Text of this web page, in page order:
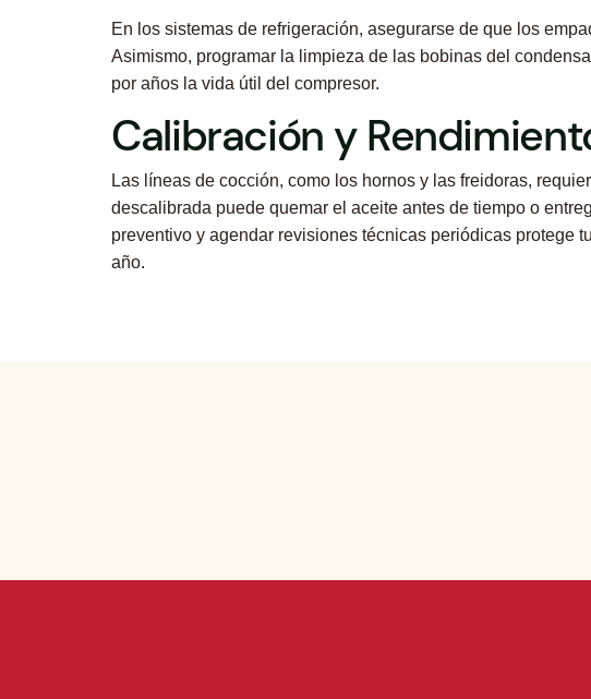
En los sistemas de refrigeración, asegurarse de que los
Asimismo, programar la limpieza de las bobinas del
por años la vida útil del compresor.
Calibración y
Las líneas de cocción, como los hornos y las freidoras,
descalibrada puede quemar el aceite antes de tiempo o
preventivo y agendar revisiones técnicas periódicas protege
año.